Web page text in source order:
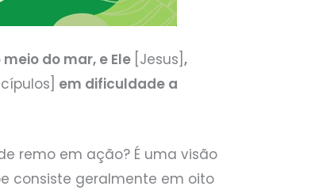
do mar, e Ele [Jesus],
em dificuldade a
remo em ação? É uma visão
consiste geralmente em oito